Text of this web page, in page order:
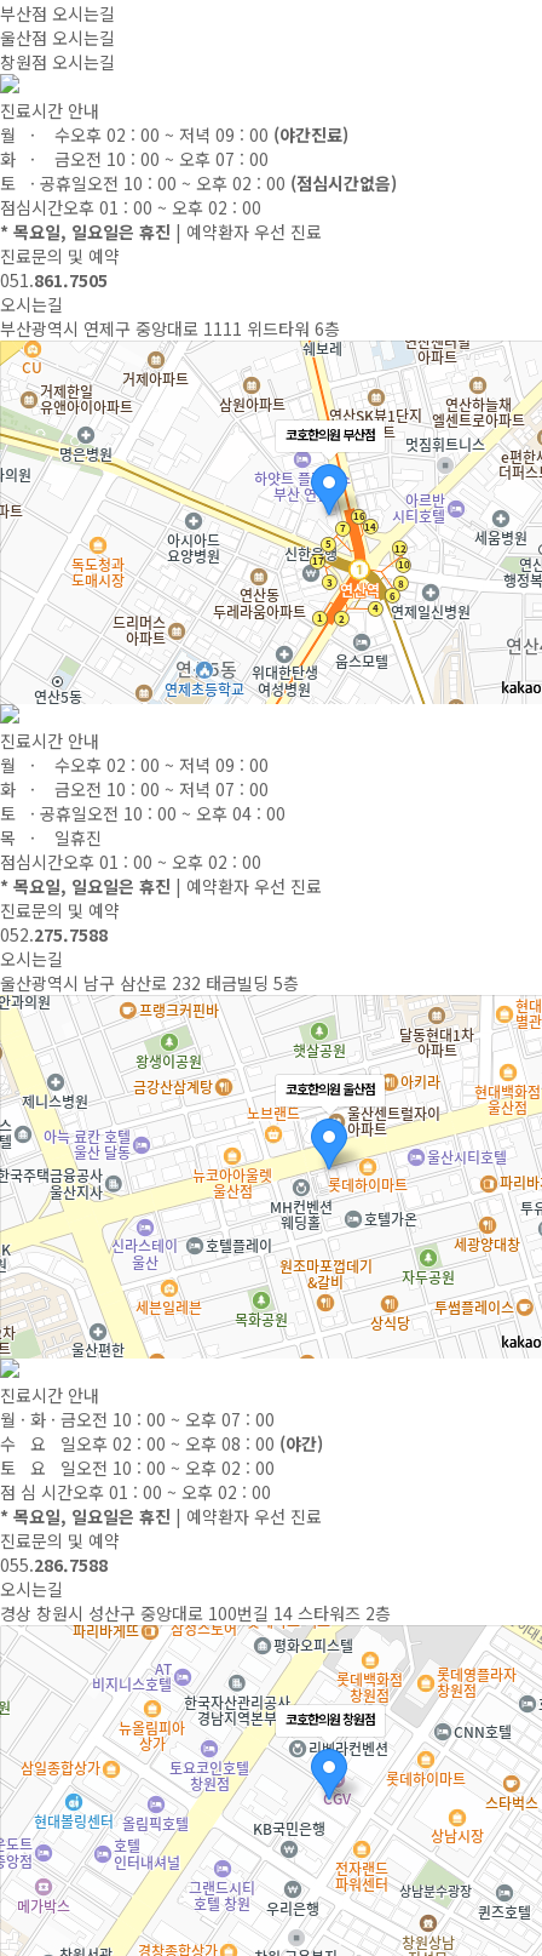
부산점 오시는길
울산점 오시는길
창원점 오시는길
진료시간 안내
월 · 수오후 02 : 00 ~ 저녁 09 : 00 (야간진료)
화 · 금오전 10 : 00 ~ 오후 07 : 00
토 · 공휴일오전 10 : 00 ~ 오후 02 : 00 (점심시간없음)
점심시간오후 01 : 00 ~ 오후 02 : 00
* 목요일, 일요일은 휴진 | 예약환자 우선 진료
진료문의 및 예약
051.861.7505
오시는길
부산광역시 연제구 중앙대로 1111 위드타워 6층
코호한의원 부산점
진료시간 안내
월 · 수오후 02 : 00 ~ 저녁 09 : 00
화 · 금오전 10 : 00 ~ 저녁 07 : 00
토 · 공휴일오전 10 : 00 ~ 오후 04 : 00
목 · 일휴진
점심시간오후 01 : 00 ~ 오후 02 : 00
* 목요일, 일요일은 휴진 | 예약환자 우선 진료
진료문의 및 예약
052.275.7588
오시는길
울산광역시 남구 삼산로 232 태금빌딩 5층
코호한의원 울산점
진료시간 안내
월 · 화 · 금오전 10 : 00 ~ 오후 07 : 00
수 요 일오후 02 : 00 ~ 오후 08 : 00 (야간)
토 요 일오전 10 : 00 ~ 오후 02 : 00
점 심 시간오후 01 : 00 ~ 오후 02 : 00
* 목요일, 일요일은 휴진 | 예약환자 우선 진료
진료문의 및 예약
055.286.7588
오시는길
경상 창원시 성산구 중앙대로 100번길 14 스타워즈 2층
코호한의원 창원점